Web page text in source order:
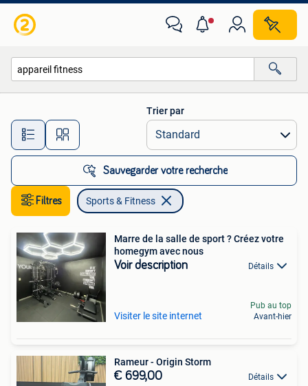
Toutes les distances…
Trier par
Sauvegarder votre recherche
Filtres Sports & Fitness
Marre de la salle de sport ? Créez votre
homegym avec nous
Voir description Détails
Visiter le site internet
Pub au top
Avant-hier
Rameur - Origin Storm
€ 699,00 Détails